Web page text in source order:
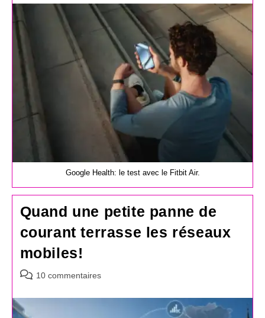
la
publication :
Google Health: le test avec le Fitbit Air.
Quand une petite panne de
courant terrasse les réseaux
mobiles!
Commentaires
la
publication :
10 commentaires